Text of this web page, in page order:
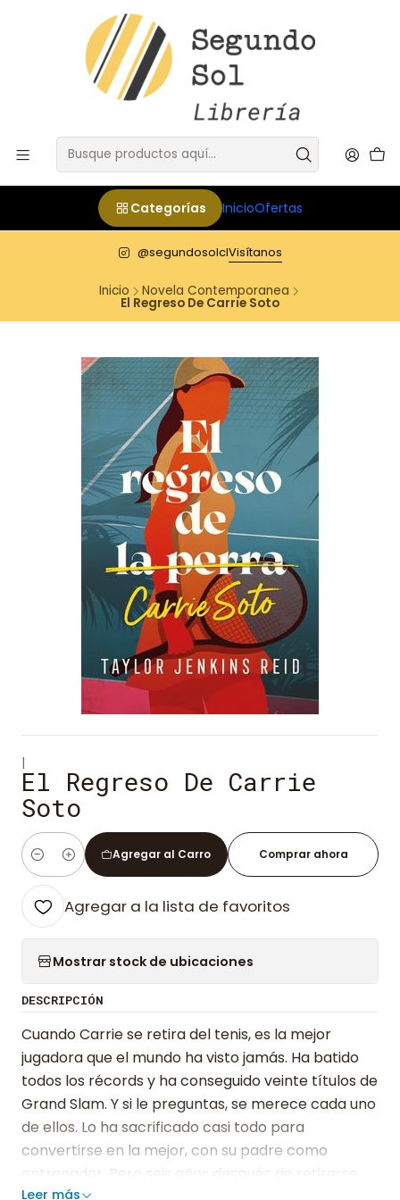
Categorías InicioOfertas
@segundosolclVisítanos
Inicio Novela Contemporanea
El Regreso De Carrie Soto
|
El Regreso De Carrie
Soto
Cantidad
Agregar al Carro Comprar ahora
Agregar a la lista de favoritos
Mostrar stock de ubicaciones
DESCRIPCIÓN
Cuando Carrie se retira del tenis, es la mejor
jugadora que el mundo ha visto jamás. Ha batido
todos los récords y ha conseguido veinte títulos de
Grand Slam. Y si le preguntas, se merece cada uno
de ellos. Lo ha sacrificado casi todo para
convertirse en la mejor, con su padre como
entrenador. Pero seis años después de retirarse,
Leer más